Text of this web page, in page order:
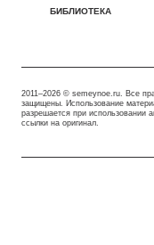
БИБЛИОТЕКА
2011–2026 © semeynoe.ru. Все
защищены. Использование
разрешается при использовании
ссылки на оригинал.